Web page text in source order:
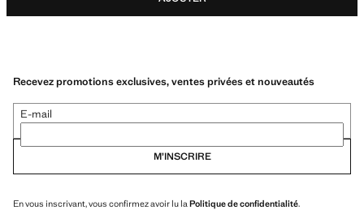
Recevez promotions exclusives, ventes privées et nouveautés
E-mail
M’INSCRIRE
En vous inscrivant, vous confirmez avoir lu la Politique de confidentialité.